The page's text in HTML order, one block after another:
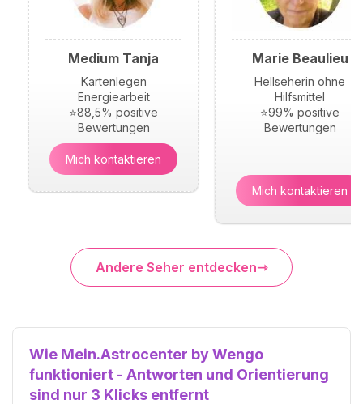
Medium Tanja
Kartenlegen
Energiearbeit
⭐88,5% positive
Bewertungen
Mich kontaktieren
Marie Beaulieu
Hellseherin ohne
Hilfsmittel
⭐99% positive
Bewertungen
Mich kontaktieren
Andere Seher entdecken
Wie Mein.Astrocenter by Wengo
funktioniert - Antworten und Orientierung
sind nur 3 Klicks entfernt